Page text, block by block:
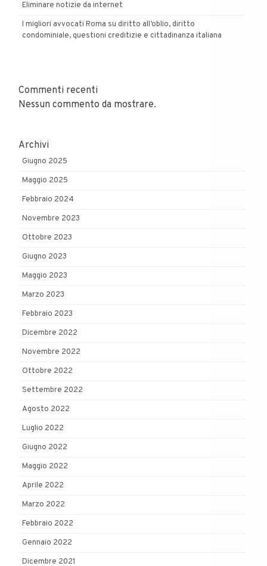
Eliminare notizie da internet
I migliori avvocati Roma su diritto all’oblio, diritto
condominiale, questioni creditizie e cittadinanza italiana
Commenti recenti
Nessun commento da mostrare.
Archivi
Giugno 2025
Maggio 2025
Febbraio 2024
Novembre 2023
Ottobre 2023
Giugno 2023
Maggio 2023
Marzo 2023
Febbraio 2023
Dicembre 2022
Novembre 2022
Ottobre 2022
Settembre 2022
Agosto 2022
Luglio 2022
Giugno 2022
Maggio 2022
Aprile 2022
Marzo 2022
Febbraio 2022
Gennaio 2022
Dicembre 2021